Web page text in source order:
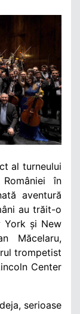
al turneului
în
aventură
au trăit-o
York și New
Măcelaru,
trompetist
Center
serioase